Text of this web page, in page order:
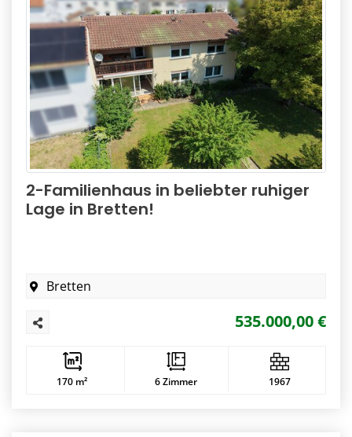
2-Familienhaus in beliebter ruhiger
Lage in Bretten!
Bretten
535.000,00 €
170 m² 6 Zimmer 1967